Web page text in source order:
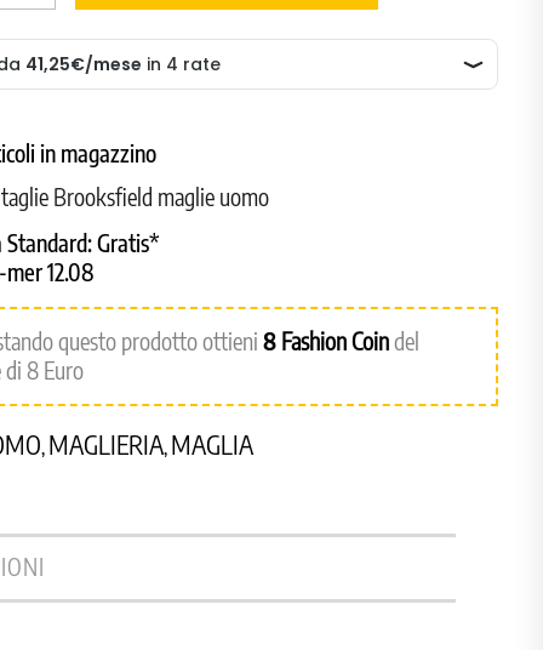
in magazzino
Brooksfield maglie uomo
Standard:Gratis*
mer 12.08
questo prodotto ottieni8 Fashion Coindel
di 8 Euro
, MAGLIERIA, MAGLIA